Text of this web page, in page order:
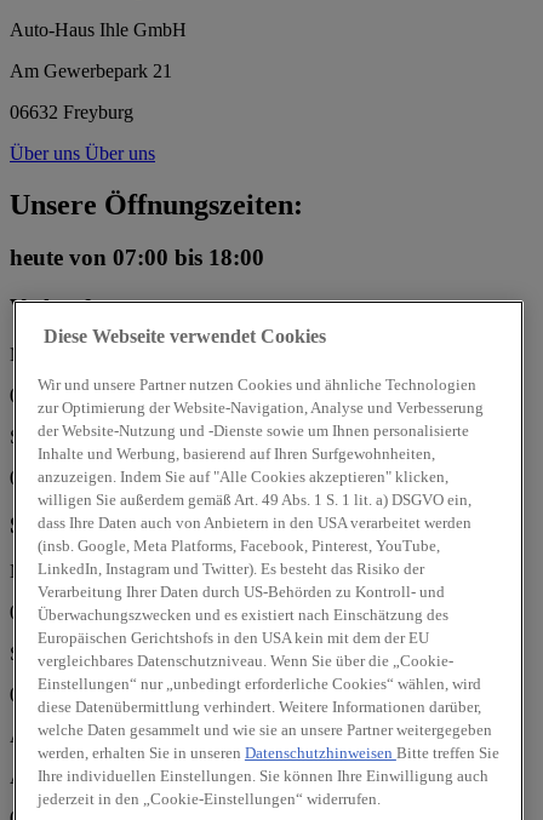
Auto-Haus Ihle GmbH
Am Gewerbepark 21
06632 Freyburg
Über uns Über uns
Unsere Öffnungszeiten:
heute von 07:00 bis 18:00
Verkauf
Mo, Di, Mi, Do, Fr:
09:00 - 18:00 Uhr
Sa:
08:00 - 12:00 Uhr
Service
Mo, Di, Mi, Do, Fr:
07:00 - 18:00 Uhr
Sa:
08:00 - 12:00 Uhr
Auto-Haus Ihle GmbH
Am Gewerbepark 21
Diese Webseite verwendet Cookies
Wir und unsere Partner nutzen Cookies und ähnliche Technologien
zur Optimierung der Website-Navigation, Analyse und Verbesserung
der Website-Nutzung und -Dienste sowie um Ihnen personalisierte
Inhalte und Werbung, basierend auf Ihren Surfgewohnheiten,
anzuzeigen. Indem Sie auf "Alle Cookies akzeptieren" klicken,
willigen Sie außerdem gemäß Art. 49 Abs. 1 S. 1 lit. a) DSGVO ein,
dass Ihre Daten auch von Anbietern in den USA verarbeitet werden
(insb. Google, Meta Platforms, Facebook, Pinterest, YouTube,
LinkedIn, Instagram und Twitter). Es besteht das Risiko der
Verarbeitung Ihrer Daten durch US-Behörden zu Kontroll- und
Überwachungszwecken und es existiert nach Einschätzung des
Europäischen Gerichtshofs in den USA kein mit dem der EU
vergleichbares Datenschutzniveau. Wenn Sie über die „Cookie-
Einstellungen“ nur „unbedingt erforderliche Cookies“ wählen, wird
diese Datenübermittlung verhindert. Weitere Informationen darüber,
welche Daten gesammelt und wie sie an unsere Partner weitergegeben
werden, erhalten Sie in unseren Datenschutzhinweisen Bitte treffen Sie
Ihre individuellen Einstellungen. Sie können Ihre Einwilligung auch
jederzeit in den „Cookie-Einstellungen“ widerrufen.